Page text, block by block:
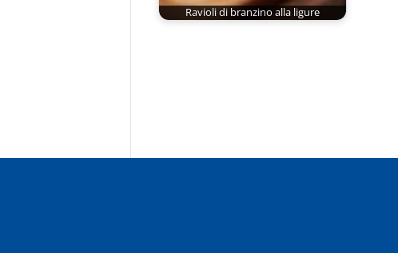
Ravioli di branzino alla ligure